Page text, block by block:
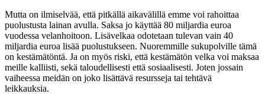
Mutta on ilmiselvää, että pitkällä aikavälillä emme voi rahoittaa
puolustusta lainan avulla. Saksa jo käyttää 80 miljardia euroa
vuodessa velanhoitoon. Lisävelkaa odotetaan tulevan vain 40
miljardia euroa lisää puolustukseen. Nuoremmille sukupolville tämä
on kestämätöntä. Ja on myös riski, että kestämätön velka voi maksaa
meille kalliisti, sekä taloudellisesti että sosiaalisesti. Joten jossain
vaiheessa meidän on joko lisättävä resursseja tai tehtävä
leikkauksia.